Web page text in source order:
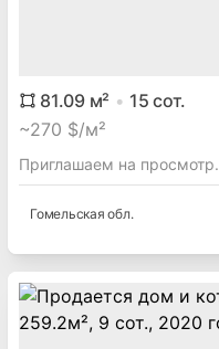
81.09м² 15 сот.
~270 $/м²
Приглашаем на просмотр.
Гомельская обл.